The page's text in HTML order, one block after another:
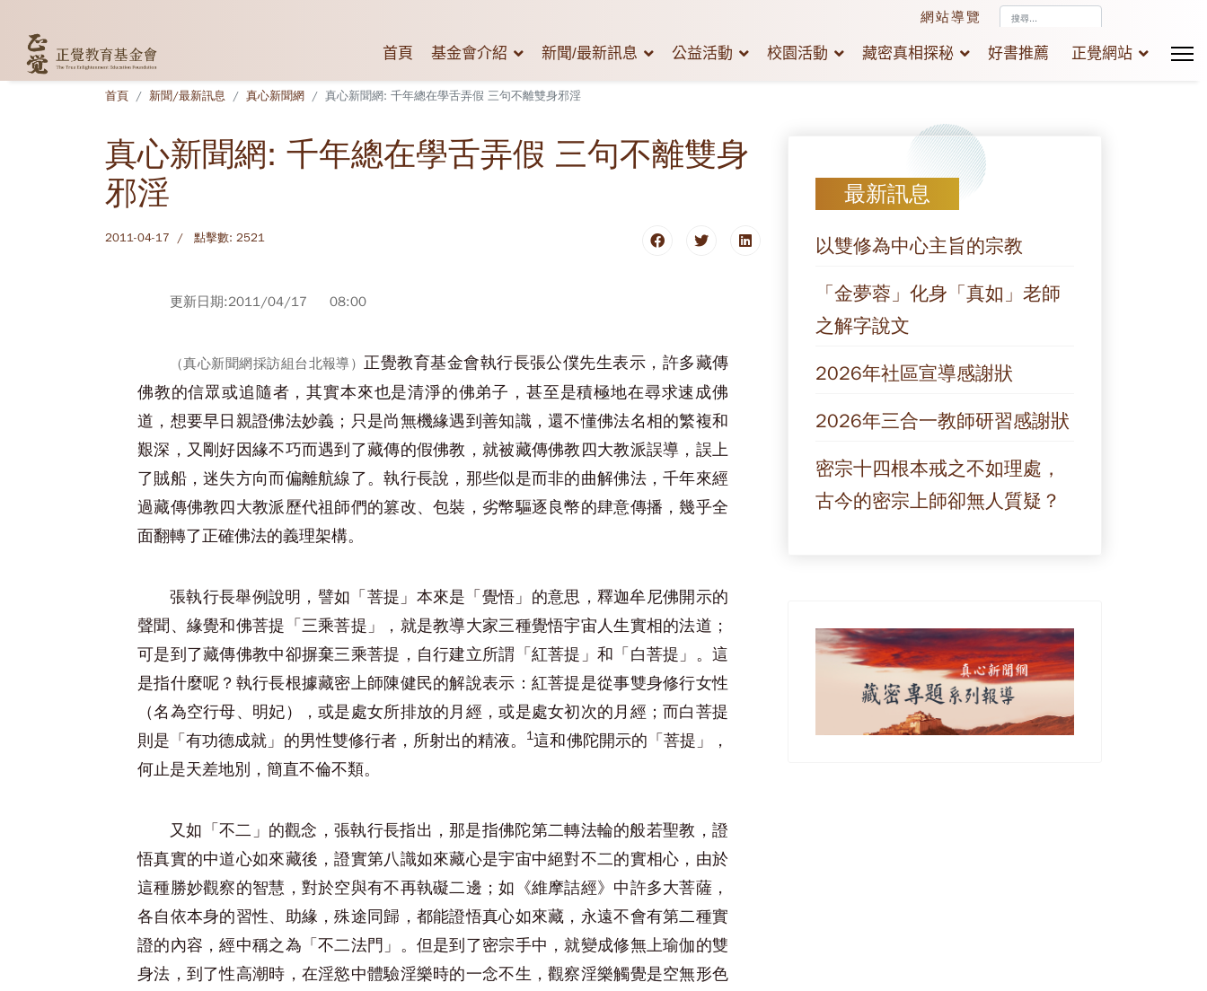
網站導覽
尋...
首頁 基金會介紹 新聞/最新訊息 公益活動 校園活動 藏密真相探秘 好書推薦 正覺網站
首頁 新聞/最新訊息 真心新聞網 真心新聞網: 千年總在學舌弄假 三句不離雙身邪淫
真心新聞網: 千年總在學舌弄假 三句不離雙身
邪淫
2011-04-17 點擊數: 2521
更新日期:2011/04/17 08:00
（真心新聞網採訪組台北報導） 正覺教育基金會執行長張公僕先生表示，許多藏傳
佛教的信眾或追隨者，其實本來也是清淨的佛弟子，甚至是積極地在尋求速成佛
道，想要早日親證佛法妙義；只是尚無機緣遇到善知識，還不懂佛法名相的繁複和
艱深，又剛好因緣不巧而遇到了藏傳的假佛教，就被藏傳佛教四大教派誤導，誤上
了賊船，迷失方向而偏離航線了。執行長說，那些似是而非的曲解佛法，千年來經
過藏傳佛教四大教派歷代祖師們的篡改、包裝，劣幣驅逐良幣的肆意傳播，幾乎全
面翻轉了正確佛法的義理架構。
張執行長舉例說明，譬如「菩提」本來是「覺悟」的意思，釋迦牟尼佛開示的
聲聞、緣覺和佛菩提「三乘菩提」，就是教導大家三種覺悟宇宙人生實相的法道；
可是到了藏傳佛教中卻摒棄三乘菩提，自行建立所謂「紅菩提」和「白菩提」。這
是指什麼呢？執行長根據藏密上師陳健民的解說表示：紅菩提是從事雙身修行女性
（名為空行母、明妃），或是處女所排放的月經，或是處女初次的月經；而白菩提
則是「有功德成就」的男性雙修行者，所射出的精液。
1這和佛陀開示的「菩提」，
何止是天差地別，簡直不倫不類。
又如「不二」的觀念，張執行長指出，那是指佛陀第二轉法輪的般若聖教，證
悟真實的中道心如來藏後，證實第八識如來藏心是宇宙中絕對不二的實相心，由於
這種勝妙觀察的智慧，對於空與有不再執礙二邊；如《維摩詰經》中許多大菩薩，
各自依本身的習性、助緣，殊途同歸，都能證悟真心如來藏，永遠不會有第二種實
證的內容，經中稱之為「不二法門」。但是到了密宗手中，就變成修無上瑜伽的雙
身法，到了性高潮時，在淫慾中體驗淫樂時的一念不生，觀察淫樂觸覺是空無形色
最新訊息
以雙修為中心主旨的宗教
「金夢蓉」化身「真如」老師
之解字說文
2026年社區宣導感謝狀
2026年三合一教師研習感謝狀
密宗十四根本戒之不如理處，
古今的密宗上師卻無人質疑？